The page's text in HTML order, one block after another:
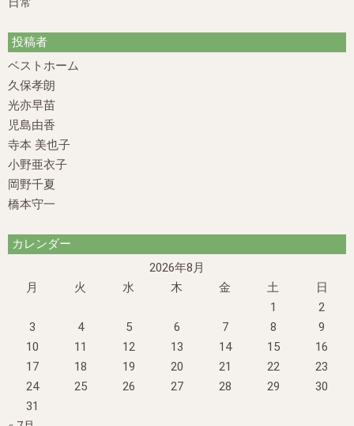
投稿者
ベストホーム
久保孝朗
光亦早苗
児島由香
寺本 美也子
小野亜衣子
岡野千夏
橋本守一
カレンダー
2026年8月
月
火 水 木 金 土
日
1
2
3
4 5 6 7 8
9
10
11 12 13 14 15
16
17
18 19 20 21 22
23
24
25 26 27 28 29
30
31